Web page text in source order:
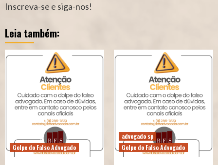
Inscreva-se e siga-nos!
Leia também:
Golpe do Falso Advogado
advogado sp
Golpe do Falso Advogado